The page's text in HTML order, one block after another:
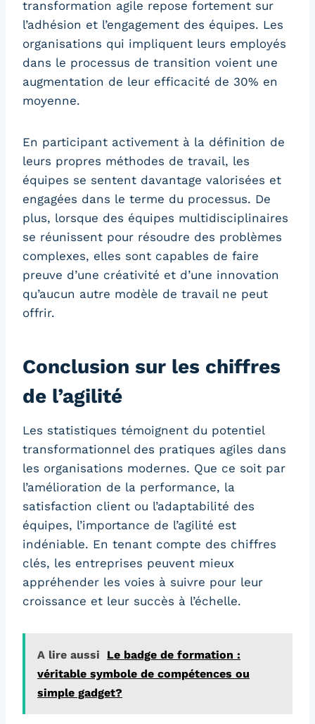
transformation agile repose fortement sur
l’adhésion et l’engagement des équipes. Les
organisations qui impliquent leurs employés
dans le processus de transition voient une
augmentation de leur efficacité de 30% en
moyenne.
En participant activement à la définition de
leurs propres méthodes de travail, les
équipes se sentent davantage valorisées et
engagées dans le terme du processus. De
plus, lorsque des équipes multidisciplinaires
se réunissent pour résoudre des problèmes
complexes, elles sont capables de faire
preuve d’une créativité et d’une innovation
qu’aucun autre modèle de travail ne peut
offrir.
Conclusion sur les chiffres
de l’agilité
Les statistiques témoignent du potentiel
transformationnel des pratiques agiles dans
les organisations modernes. Que ce soit par
l’amélioration de la performance, la
satisfaction client ou l’adaptabilité des
équipes, l’importance de l’agilité est
indéniable. En tenant compte des chiffres
clés, les entreprises peuvent mieux
appréhender les voies à suivre pour leur
croissance et leur succès à l’échelle.
A lire aussi
Le badge de formation :
véritable symbole de compétences ou
simple gadget?